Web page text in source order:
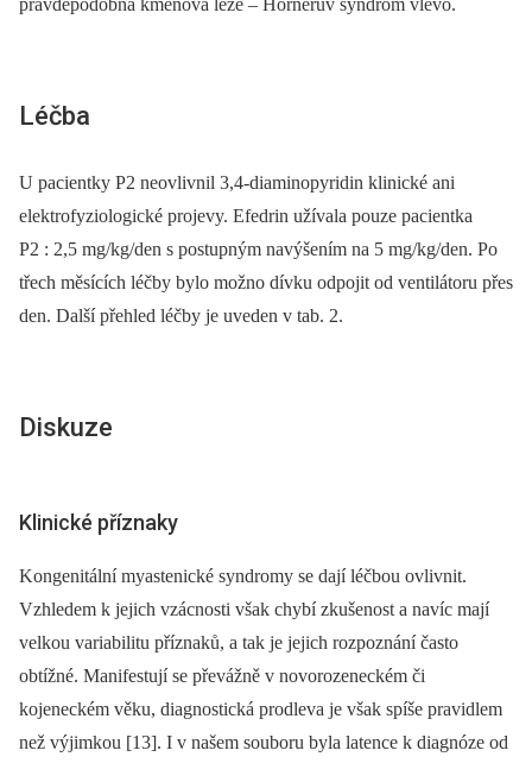
pravděpodobná kmenová léze –⁠ Hornerův syndrom vlevo.
Léčba
U pacientky P2 neovlivnil 3,4-diaminopyridin klinické ani
elektrofyziologické projevy. Efedrin užívala pouze pacientka
P2 : 2,5 mg/kg/den s postupným navýšením na 5 mg/kg/den. Po
třech měsících léčby bylo možno dívku odpojit od ventilátoru přes
den. Další přehled léčby je uveden v tab. 2.
Diskuze
Klinické příznaky
Kongenitální myastenické syndromy se dají léčbou ovlivnit.
Vzhledem k jejich vzácnosti však chybí zkušenost a navíc mají
velkou variabilitu příznaků, a tak je jejich rozpoznání často
obtížné. Manifestují se převážně v novorozeneckém či
kojeneckém věku, diagnostická prodleva je však spíše pravidlem
než výjimkou [13]. I v našem souboru byla latence k diagnóze od